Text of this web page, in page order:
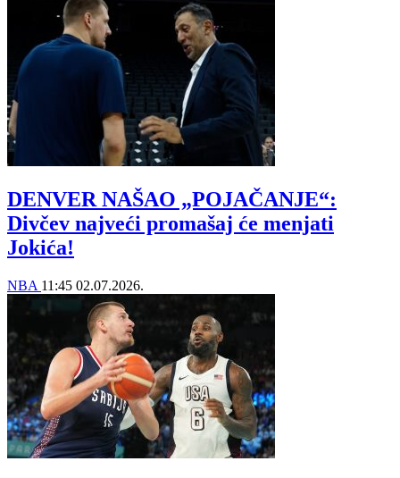
DENVER NAŠAO „POJAČANJE“:
Divčev najveći promašaj će menjati
Jokića!
NBA 11:45 02.07.2026.